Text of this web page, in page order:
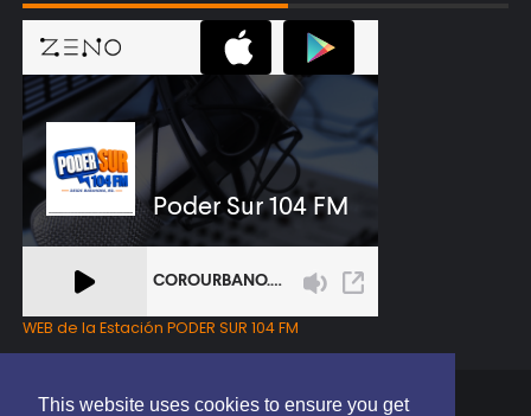
This website uses cookies to ensure you get
WEB de la Estación PODER SUR 104 FM